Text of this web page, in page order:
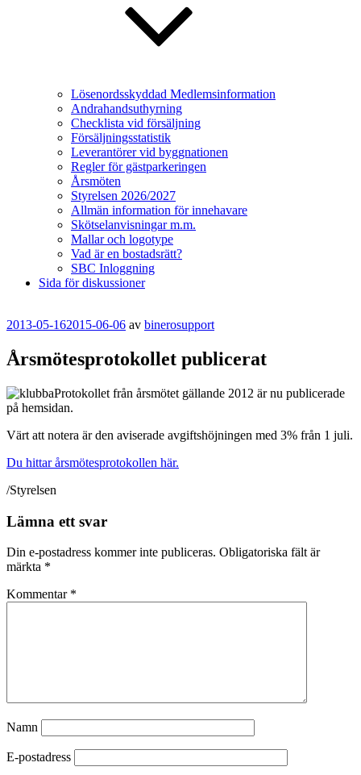
Lösenordsskyddad Medlemsinformation
Andrahandsuthyrning
Checklista vid försäljning
Försäljningsstatistik
Leverantörer vid byggnationen
Regler för gästparkeringen
Årsmöten
Styrelsen 2026/2027
Allmän information för innehavare
Skötselanvisningar m.m.
Mallar och logotype
Vad är en bostadsrätt?
SBC Inloggning
Sida för diskussioner
Publicerat
2013-05-162015-06-06 av binerosupport
Årsmötesprotokollet publicerat
Protokollet från årsmötet gällande 2012 är nu publicerade
på hemsidan.
Värt att notera är den aviserade avgiftshöjningen med 3% från 1 juli.
Du hittar årsmötesprotokollen här.
/Styrelsen
Lämna ett svar
Din e-postadress kommer inte publiceras. Obligatoriska fält är
märkta *
Kommentar *
Namn
E-postadress